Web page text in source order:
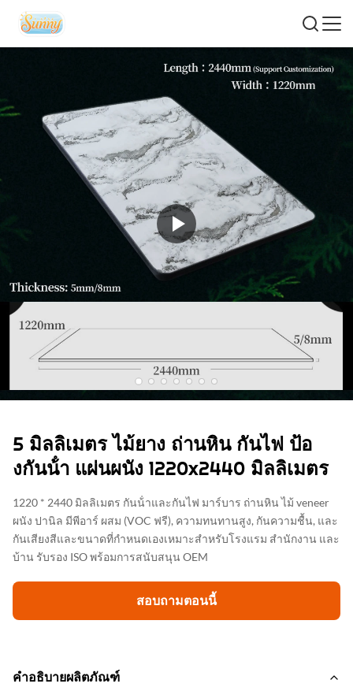
5 มิลลิเมตร ไม้ยาง ถ่านหิน กันไฟ ป้อ
งกันน้ํา แผ่นผนัง 1220x2440 มิลลิเมตร
1220 * 2440 มิลลิเมตร กันน้ําและกันไฟ มาร์บาร ถ่านหิน ไม้ veneer
ผนัง ปานิล มีพีอาร์ ผสม (VOC ฟรี), ความทนทานสูง, กันความชื้น, และ
กันเสียงสีและขนาดที่กําหนดเองเหมาะสําหรับโรงแรม สํานักงาน และ
บ้าน รับรอง ISO พร้อมการสนับสนุน OEM
สอบถามตอนนี้
คำอธิบายผลิตภัณฑ์